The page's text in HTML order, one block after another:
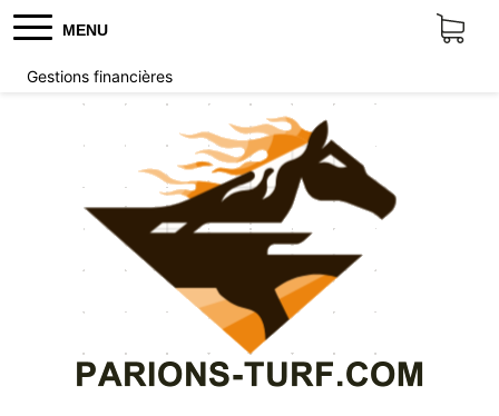
MENU
Gestions financières